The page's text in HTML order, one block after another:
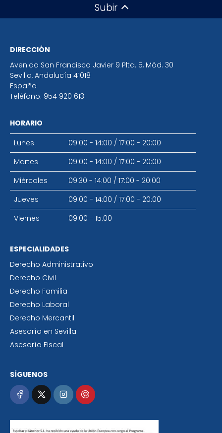
Subir
DIRECCIÓN
Avenida San Francisco Javier 9 Plta. 5, Mód. 30
Sevilla, Andalucía 41018
España
Teléfono: 954 920 613
HORARIO
Lunes
09:00 - 14:00 / 17:00 - 20:00
Martes
09:00 - 14:00 / 17:00 - 20:00
Miércoles
09:30 - 14:00 / 17:00 - 20:00
Jueves
09:00 - 14:00 / 17:00 - 20:00
Viernes
09:00 - 15:00
ESPECIALIDADES
Derecho Administrativo
Derecho Civil
Derecho Familia
Derecho Laboral
Derecho Mercantil
Asesoría en Sevilla
Asesoría Fiscal
SÍGUENOS